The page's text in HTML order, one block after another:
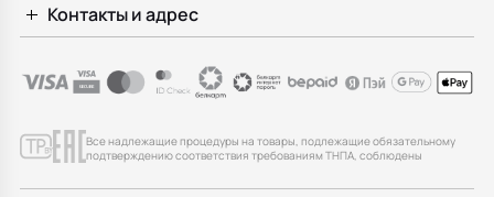
Контакты и адрес
Все надлежащие процедуры на товары, подлежащие обязательному
подтверждению соответствия требованиям ТНПА, соблюдены